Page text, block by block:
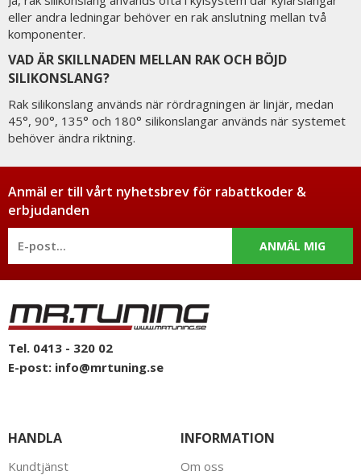
eller andra ledningar behöver en rak anslutning mellan två
komponenter.
VAD ÄR SKILLNADEN MELLAN RAK OCH BÖJD
SILIKONSLANG?
Rak silikonslang används när rördragningen är linjär, medan
45°, 90°, 135° och 180° silikonslangar används när systemet
behöver ändra riktning.
Anmäl er till vårt nyhetsbrev för rabattkoder &
erbjudanden
ANMÄL MIG
Tel. 0413 - 320 02
E-post: info@mrtuning.se
HANDLA
Kundtjänst
INFORMATION
Om oss